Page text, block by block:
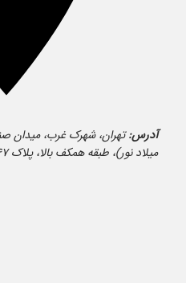
آدرس:تهران، شهرک غرب، میدان
میلاد نور)، طبقه همکف بالا، پلاک ۴۷ و ۳۷